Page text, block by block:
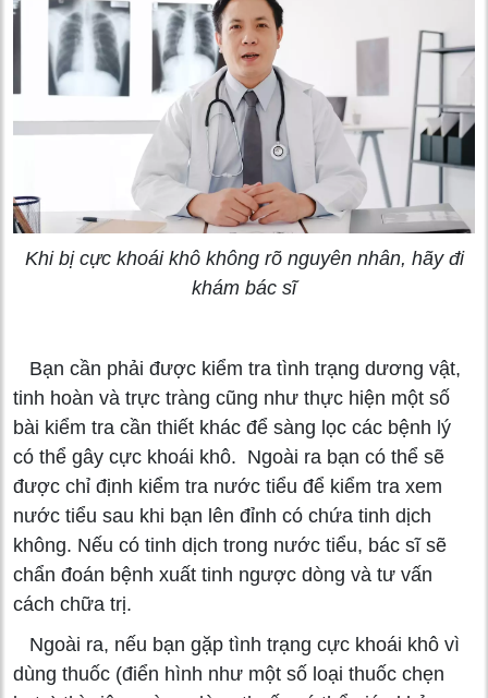
Khi bị cực khoái khô không rõ nguyên nhân, hãy đi
khám bác sĩ
Bạn cần phải được kiểm tra tình trạng dương vật,
tinh hoàn và trực tràng cũng như thực hiện một số
bài kiểm tra cần thiết khác để sàng lọc các bệnh lý
có thể gây cực khoái khô. Ngoài ra bạn có thể sẽ
được chỉ định kiểm tra nước tiểu để kiểm tra xem
nước tiểu sau khi bạn lên đỉnh có chứa tinh dịch
không. Nếu có tinh dịch trong nước tiểu, bác sĩ sẽ
chẩn đoán bệnh xuất tinh ngược dòng và tư vấn
cách chữa trị.
Ngoài ra, nếu bạn gặp tình trạng cực khoái khô vì
dùng thuốc (điển hình như một số loại thuốc chẹn